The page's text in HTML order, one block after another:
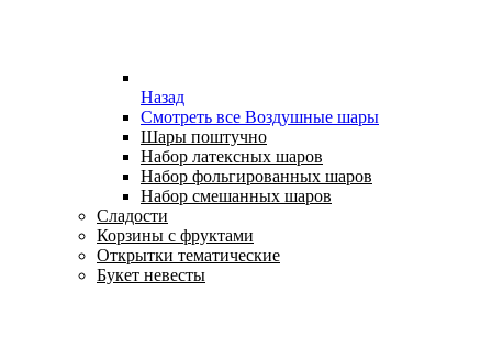
Назад
Смотреть все Воздушные шары
Шары поштучно
Набор латексных шаров
Набор фольгированных шаров
Набор смешанных шаров
Сладости
Корзины с фруктами
Открытки тематические
Букет невесты